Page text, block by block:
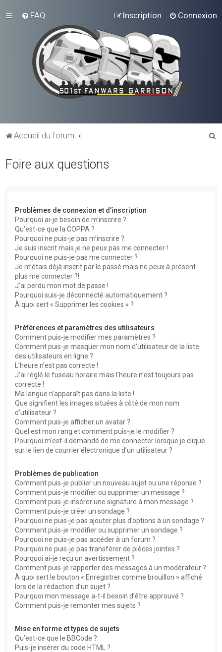
FAQ Connexion
Inscription
Accueil du forum
Foire aux questions
Problèmes de connexion et d’inscription
Pourquoi ai-je besoin de m’inscrire ?
Qu’est-ce que la COPPA ?
Pourquoi ne puis-je pas m’inscrire ?
Je suis inscrit mais je ne peux pas me connecter !
Pourquoi ne puis-je pas me connecter ?
Je m’étais déjà inscrit par le passé mais ne peux à présent
plus me connecter ?!
J’ai perdu mon mot de passe !
Pourquoi suis-je déconnecté automatiquement ?
À quoi sert « Supprimer les cookies » ?
Préférences et paramètres des utilisateurs
Comment puis-je modifier mes paramètres ?
Comment puis-je masquer mon nom d’utilisateur de la liste
des utilisateurs en ligne ?
L’heure n’est pas correcte !
J’ai réglé le fuseau horaire mais l’heure n’est toujours pas
correcte !
Ma langue n’apparaît pas dans la liste !
Que signifient les images situées à côté de mon nom
d’utilisateur ?
Comment puis-je afficher un avatar ?
Quel est mon rang et comment puis-je le modifier ?
Pourquoi m’est-il demandé de me connecter lorsque je clique
sur le lien de courrier électronique d’un utilisateur ?
Problèmes de publication
Comment puis-je publier un nouveau sujet ou une réponse ?
Comment puis-je modifier ou supprimer un message ?
Comment puis-je insérer une signature à mon message ?
Comment puis-je créer un sondage ?
Pourquoi ne puis-je pas ajouter plus d’options à un sondage ?
Comment puis-je modifier ou supprimer un sondage ?
Pourquoi ne puis-je pas accéder à un forum ?
Pourquoi ne puis-je pas transférer de pièces jointes ?
Pourquoi ai-je reçu un avertissement ?
Comment puis-je rapporter des messages à un modérateur ?
À quoi sert le bouton « Enregistrer comme brouillon » affiché
lors de la rédaction d’un sujet ?
Pourquoi mon message a-t-il besoin d’être approuvé ?
Comment puis-je remonter mes sujets ?
Mise en forme et types de sujets
Qu’est-ce que le BBCode ?
Puis-je insérer du code HTML ?